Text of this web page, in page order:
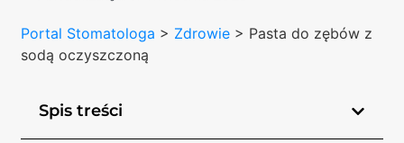
Portal Stomatologa > Zdrowie > Pasta do zębów z
sodą oczyszczoną
Spis treści